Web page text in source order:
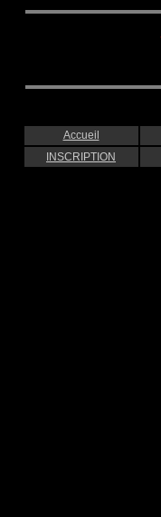
Accueil
INSCRIPTION